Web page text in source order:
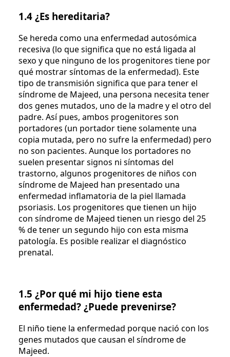
1.4 ¿Es hereditaria?
Se hereda como una enfermedad autosómica
recesiva (lo que significa que no está ligada al
sexo y que ninguno de los progenitores tiene por
qué mostrar síntomas de la enfermedad). Este
tipo de transmisión significa que para tener el
síndrome de Majeed, una persona necesita tener
dos genes mutados, uno de la madre y el otro del
padre. Así pues, ambos progenitores son
portadores (un portador tiene solamente una
copia mutada, pero no sufre la enfermedad) pero
no son pacientes. Aunque los portadores no
suelen presentar signos ni síntomas del
trastorno, algunos progenitores de niños con
síndrome de Majeed han presentado una
enfermedad inflamatoria de la piel llamada
psoriasis. Los progenitores que tienen un hijo
con síndrome de Majeed tienen un riesgo del 25
% de tener un segundo hijo con esta misma
patología. Es posible realizar el diagnóstico
prenatal.
1.5 ¿Por qué mi hijo tiene esta
enfermedad? ¿Puede prevenirse?
El niño tiene la enfermedad porque nació con los
genes mutados que causan el síndrome de
Majeed.